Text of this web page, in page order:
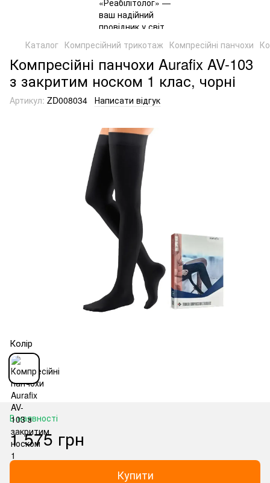
Каталог Компресійний трикотаж Компресійні панчохи
Компресійні панчохи Aurafix AV-103
з закритим носком 1 клас, чорні
Артикул: ZD008034 Написати відгук
Колір
В наявності
1 575 грн
Купити